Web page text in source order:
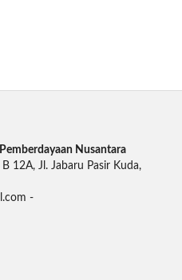
Nusantara
12A, Jl. Jabaru Pasir Kuda,
-